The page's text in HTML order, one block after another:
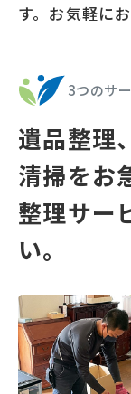
す。お気軽に
3つのサ
遺品整理
清掃をお
整理サー
い。